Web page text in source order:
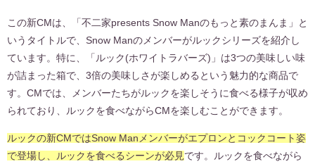
この新CMは、「不二家presents Snow Manのもっと素のまんま」と
いうタイトルで、Snow Manのメンバーがルックシリーズを紹介し
ています。特に、「ルック(ホワイトラバーズ)」は3つの美味しい味
が詰まった箱で、3倍の美味しさが楽しめるという魅力的な商品で
す。CMでは、メンバーたちがルックを楽しそうに食べる様子が収め
られており、ルックを食べながらCMを楽しむことができます。
ルックの新CMではSnow Manメンバーがエプロンとコックコート姿
で登場し、ルックを食べるシーンが必見です。ルックを食べながら